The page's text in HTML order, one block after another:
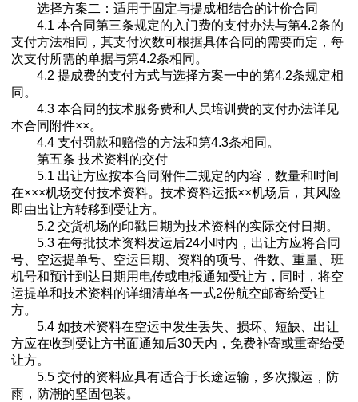
选择方案二：适用于固定与提成相结合的计价合同
4.1 本合同第三条规定的入门费的支付办法与第4.2条的
支付方法相同，其支付次数可根据具体合同的需要而定，每
次支付所需的单据与第4.2条相同。
4.2 提成费的支付方式与选择方案一中的第4.2条规定相
同。
4.3 本合同的技术服务费和人员培训费的支付办法详见
本合同附件××。
4.4 支付罚款和赔偿的方法和第4.3条相同。
第五条 技术资料的交付
5.1 出让方应按本合同附件二规定的内容，数量和时间
在×××机场交付技术资料。技术资料运抵××机场后，其风险
即由出让方转移到受让方。
5.2 交货机场的印戳日期为技术资料的实际交付日期。
5.3 在每批技术资料发运后24小时内，出让方应将合同
号、空运提单号、空运日期、资料的项号、件数、重量、班
机号和预计到达日期用电传或电报通知受让方，同时，将空
运提单和技术资料的详细清单各一式2份航空邮寄给受让
方。
5.4 如技术资料在空运中发生丢失、损坏、短缺、出让
方应在收到受让方书面通知后30天内，免费补寄或重寄给受
让方。
5.5 交付的资料应具有适合于长途运输，多次搬运，防
雨，防潮的坚固包装。